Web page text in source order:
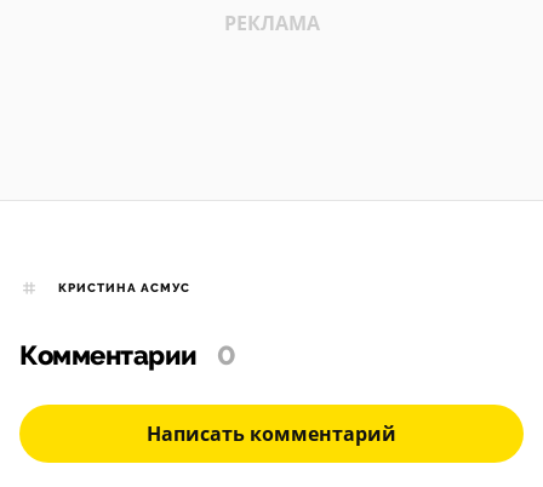
КРИСТИНА АСМУС
Комментарии 0
Написать комментарий